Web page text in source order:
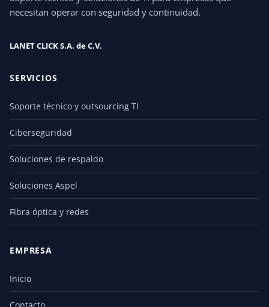
necesitan operar con seguridad y continuidad.
LANET CLICK S.A. de C.V.
SERVICIOS
Soporte técnico y outsourcing TI
Ciberseguridad
Soluciones de respaldo
Soluciones Aspel
Fibra óptica y redes
EMPRESA
Inicio